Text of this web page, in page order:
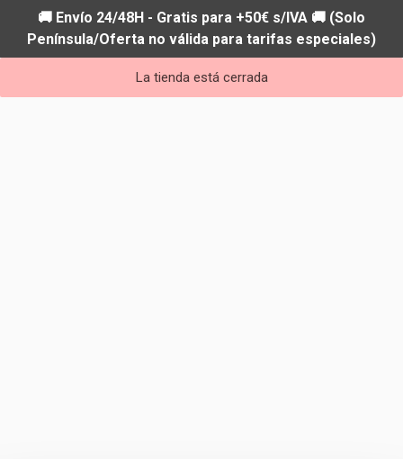
🚚 Envío 24/48H - Gratis para +50€ s/IVA 🚚 (Solo
Península/Oferta no válida para tarifas especiales)
La tienda está cerrada